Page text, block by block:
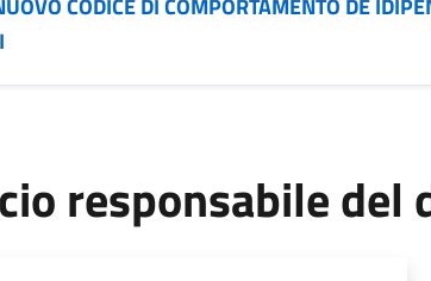
responsabile del